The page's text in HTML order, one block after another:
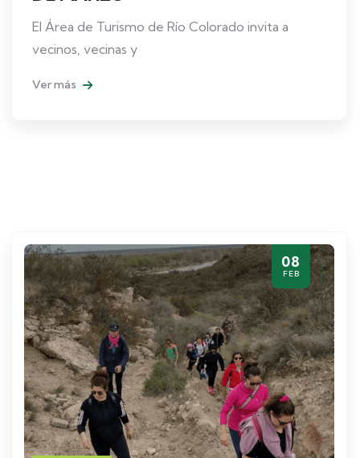
El Área de Turismo de Río Colorado invita a
vecinos, vecinas y
Ver más
08
FEB